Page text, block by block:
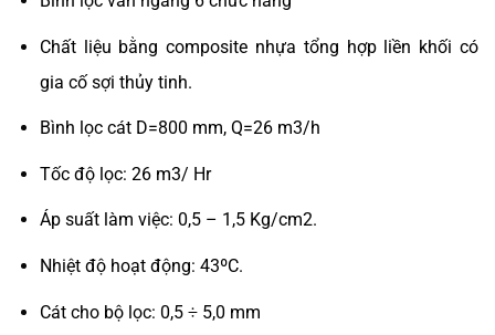
Chất liệu bằng composite nhựa tổng hợp liền khối có
gia cố sợi thủy tinh.
Bình lọc cát D=800 mm, Q=26 m3/h
Tốc độ lọc: 26 m3/ Hr
Áp suất làm việc: 0,5 – 1,5 Kg/cm2.
Nhiệt độ hoạt động: 43ºC.
Cát cho bộ lọc: 0,5 ÷ 5,0 mm